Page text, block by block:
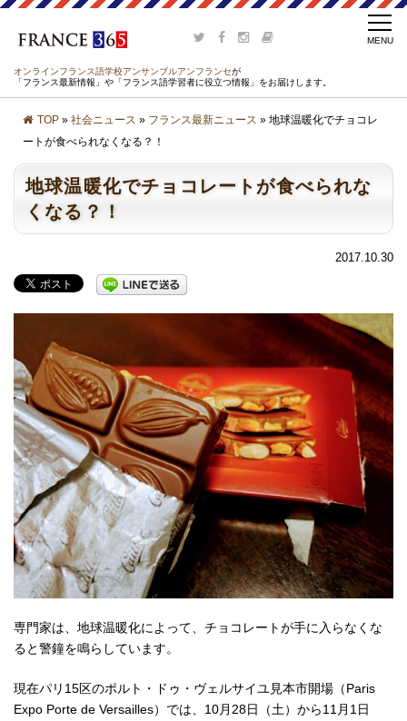
オンラインフランス語学校アンサンブルアンフランセが
「フランス最新情報」や「フランス語学習者に役立つ情報」をお届けします。
TOP » 社会ニュース » フランス最新ニュース » 地球温暖化でチョコレ
ートが食べられなくなる？！
地球温暖化でチョコレートが食べられな
くなる？！
2017.10.30
専門家は、地球温暖化によって、チョコレートが手に入らなくな
ると警鐘を鳴らしています。
現在パリ15区のポルト・ドゥ・ヴェルサイユ見本市開場（Paris
Expo Porte de Versailles）では、10月28日（土）から11月1日